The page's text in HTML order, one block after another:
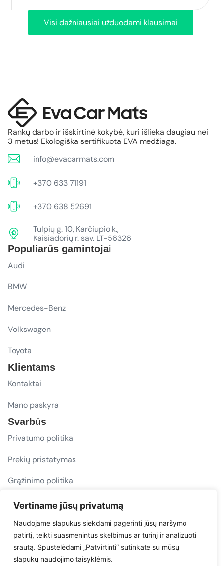
Vertiname jūsų privatumą
Naudojame slapukus siekdami pagerinti jūsų naršymo
patirtį, teikti suasmenintus skelbimus ar turinį ir analizuoti
srautą. Spustelėdami „Patvirtinti“ sutinkate su mūsų
slapukų naudojimo taisyklėmis.
Visi dažniausiai užduodami klausimai
Rankų darbo ir išskirtinė kokybė, kuri išlieka daugiau nei
3 metus! Ekologiška sertifikuota EVA medžiaga.
info@evacarmats.com
+370 633 71191
+370 638 52691
Tulpių g. 10, Karčiupio k.,
Kaišiadorių r. sav. LT-56326
Populiarūs gamintojai
Audi
BMW
Mercedes-Benz
Volkswagen
Toyota
Klientams
Kontaktai
Mano paskyra
Svarbūs
Privatumo politika
Prekių pristatymas
Grąžinimo politika
D. U. K.
Sekite mus
evacarmats
© Copyright 2026 | Eva Car Mats